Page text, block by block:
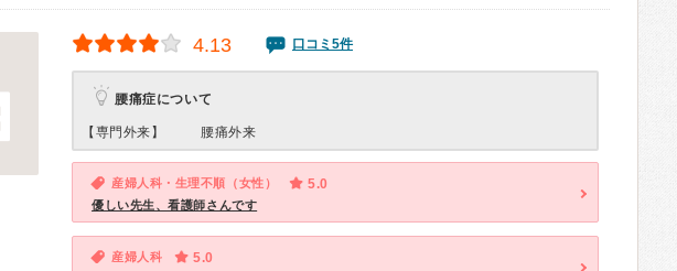
4.13 口コミ5件
腰痛症について
【専門外来】 腰痛外来
産婦人科・生理不順（女性） 5.0
優しい先生、看護師さんです
産婦人科 5.0